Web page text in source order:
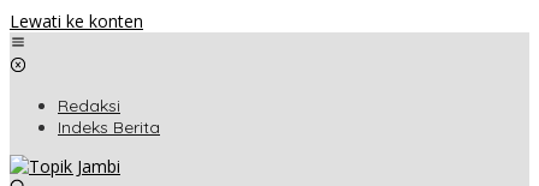
Lewati ke konten
Redaksi
Indeks Berita